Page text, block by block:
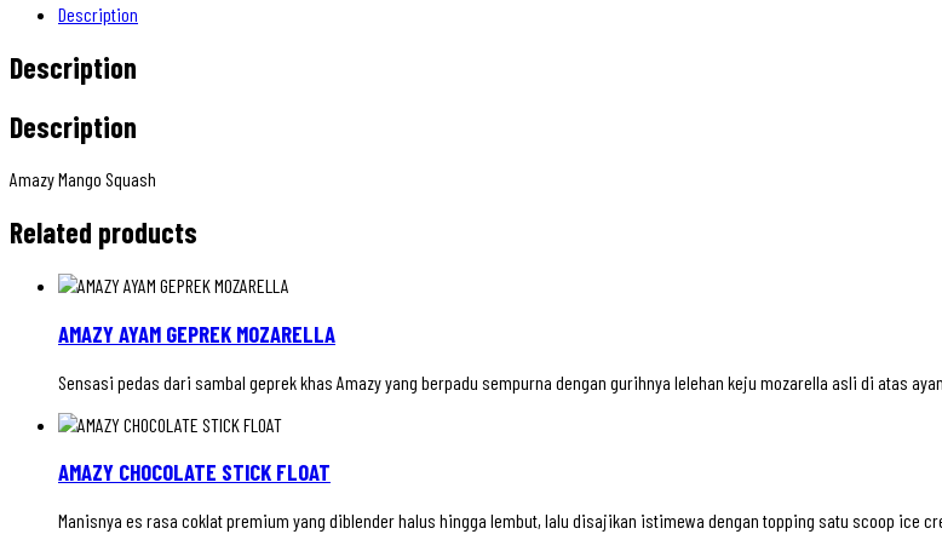
Description
Description
Description
Amazy Mango Squash
Related products
AMAZY AYAM GEPREK MOZARELLA
Sensasi pedas dari sambal geprek khas Amazy yang berpadu sempurna dengan gurihnya lelehan keju mozarella asli di atas
AMAZY CHOCOLATE STICK FLOAT
Manisnya es rasa coklat premium yang diblender halus hingga lembut, lalu disajikan istimewa dengan topping satu scoop ice